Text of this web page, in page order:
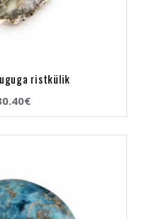
ristkülik